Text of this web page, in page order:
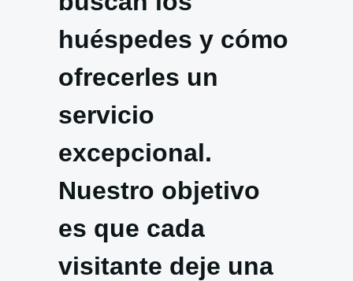
huéspedes y cómo
ofrecerles un
servicio
excepcional.
Nuestro objetivo
es que cada
visitante deje una